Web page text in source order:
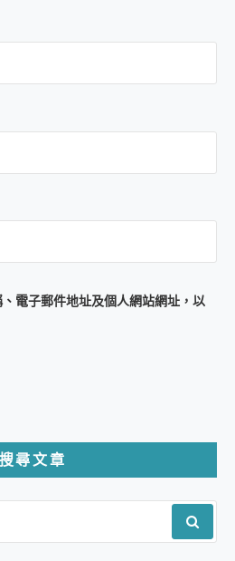
電子郵件地址及個人網站網址，以
搜尋文章